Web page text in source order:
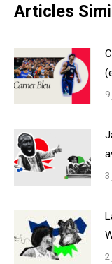
Articles
3
2